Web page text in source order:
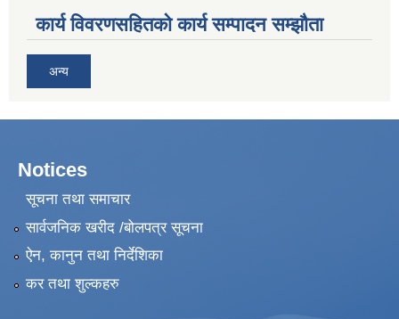
कार्य विवरणसहितको कार्य सम्पादन सम्झौता
अन्य
Notices
सूचना तथा समाचार
सार्वजनिक खरीद /बोलपत्र सूचना
ऐन, कानुन तथा निर्देशिका
कर तथा शुल्कहरु